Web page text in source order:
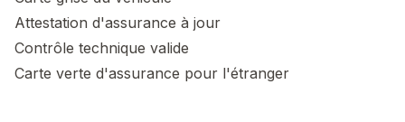
Attestation d'assurance à jour
Contrôle technique valide
Carte verte d'assurance pour l'étranger